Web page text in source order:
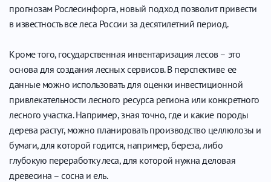
прогнозам Рослесинфорга, новый подход позволит привести
в известность все леса России за десятилетний период.
Кроме того, государственная инвентаризация лесов – это
основа для создания лесных сервисов. В перспективе ее
данные можно использовать для оценки инвестиционной
привлекательности лесного ресурса региона или конкретного
лесного участка. Например, зная точно, где и какие породы
дерева растут, можно планировать производство целлюлозы и
бумаги, для которой годится, например, береза, либо
глубокую переработку леса, для которой нужна деловая
древесина – сосна и ель.